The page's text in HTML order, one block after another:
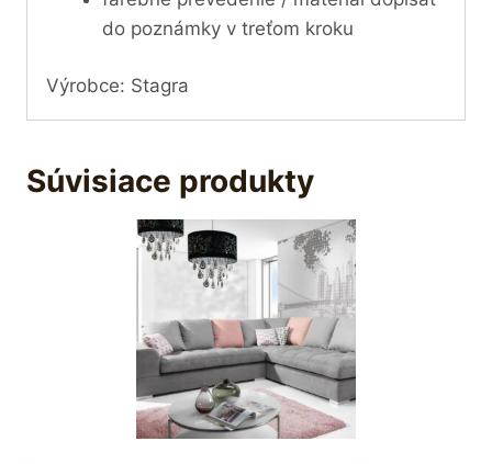
do poznámky v treťom kroku
Výrobce: Stagra
Súvisiace produkty